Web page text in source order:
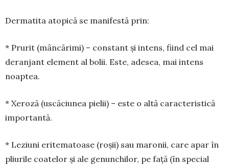
Dermatita atopică se manifestă prin:
* Prurit (mâncărimi) – constant și intens, fiind cel mai
deranjant element al bolii. Este, adesea, mai intens
noaptea.
* Xeroză (uscăciunea pielii) – este o altă caracteristică
importantă.
* Leziuni eritematoase (roșii) sau maronii, care apar în
pliurile coatelor și ale genunchilor, pe față (în special